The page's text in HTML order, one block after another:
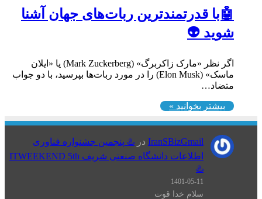
🤖با قدرتمندترین ربات‌های جهان آشنا
شوید 👽
اگر نظر «مارک زاکربرگ» (Mark Zuckerberg) یا «ایلان
ماسک» (Elon Musk) را در مورد ربات‌ها بپرسید، با دو جواب
متضاد…
بیشتر بخوانید »
IranSBizGmail در ♨️ پنجمین جشنواره فناوری
اطلاعات دانشگاه صنعتی شریف ITWEEKEND 5th
♨️
1401-05-11
سلام خدا قوت